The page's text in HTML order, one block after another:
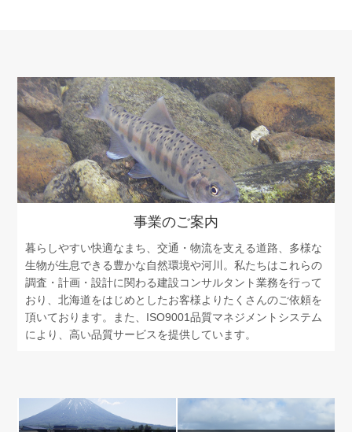
事業のご案内
暮らしやすい快適なまち、交通・物流を支える道路、多様な
生物が生息できる豊かな自然環境や河川。私たちはこれらの
調査・計画・設計に関わる建設コンサルタント業務を行って
おり、北海道をはじめとしたお客様よりたくさんのご依頼を
頂いております。また、ISO9001品質マネジメントシステム
により、高い品質サービスを提供しています。